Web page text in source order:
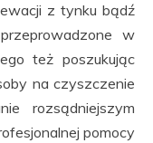
z tynku bądź
w
też poszukując
na czyszczenie
rozsądniejszym
pomocy